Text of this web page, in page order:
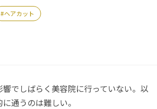
ヘアカット
でしばらく美容院に行っていない。以
通うのは難しい。